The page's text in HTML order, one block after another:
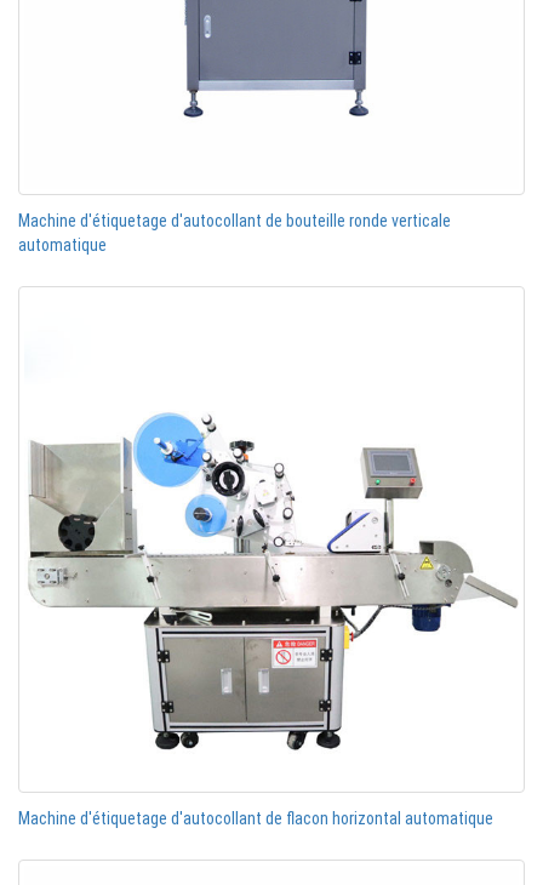
Machine d'étiquetage d'autocollant de bouteille ronde verticale
automatique
Machine d'étiquetage d'autocollant de flacon horizontal automatique